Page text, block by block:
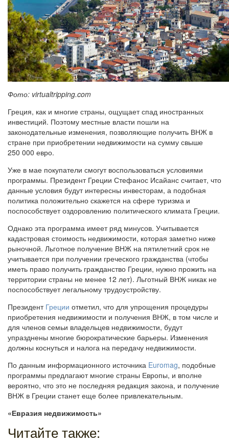
Фото: virtualtripping.com
Греция, как и многие страны, ощущает спад иностранных
инвестиций. Поэтому местные власти пошли на
законодательные изменения, позволяющие получить ВНЖ в
стране при приобретении недвижимости на сумму свыше
250 000 евро.
Уже в мае покупатели смогут воспользоваться условиями
программы. Президент Греции Стефанос Исайанс считает, что
данные условия будут интересны инвесторам, а подобная
политика положительно скажется на сфере туризма и
поспособствует оздоровлению политического климата Греции.
Однако эта программа имеет ряд минусов. Учитывается
кадастровая стоимость недвижимости, которая заметно ниже
рыночной. Льготное получение ВНЖ на пятилетний срок не
учитывается при получении греческого гражданства (чтобы
иметь право получить гражданство Греции, нужно прожить на
территории страны не менее 12 лет). Льготный ВНЖ никак не
поспособствует легальному трудоустройству.
Президент Греции отметил, что для упрощения процедуры
приобретения недвижимости и получения ВНЖ, в том числе и
для членов семьи владельцев недвижимости, будут
упразднены многие бюрократические барьеры. Изменения
должны коснуться и налога на передачу недвижимости.
По данным информационного источника Euromag, подобные
программы предлагают многие страны Европы, и вполне
вероятно, что это не последняя редакция закона, и получение
ВНЖ в Греции станет еще более привлекательным.
«Евразия недвижимость»
Читайте также: